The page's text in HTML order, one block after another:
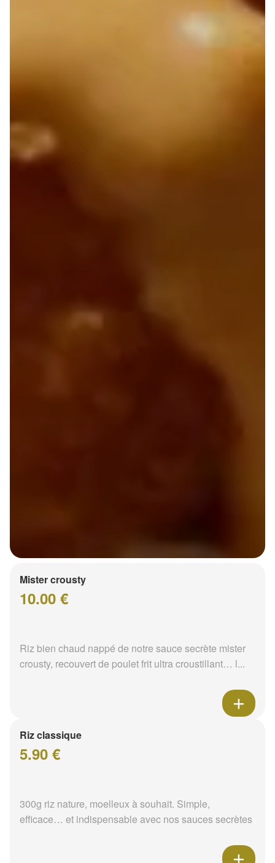
Mister crousty
10.00 €
Riz bien chaud nappé de notre sauce secrète mister
crousty, recouvert de poulet frit ultra croustillant… l...
Riz classique
5.90 €
300g riz nature, moelleux à souhait. Simple,
efficace… et indispensable avec nos sauces secrètes